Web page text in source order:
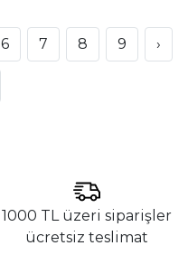
6 7 8 9 ›
1000 TL üzeri siparişler
ücretsiz teslimat